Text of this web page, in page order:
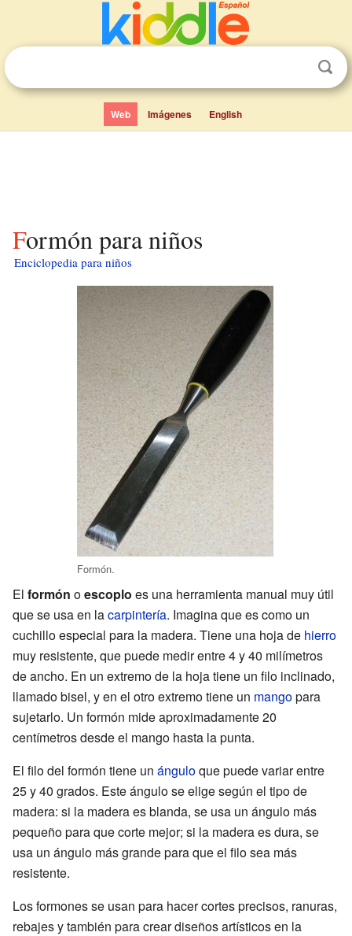
Web Imágenes English
Formón para niños
Enciclopedia para niños
Formón.
El formón oescoplo es una herramienta manual muy útil
que se usa en lacarpintería. Imagina que es como un
cuchillo especial para la madera. Tiene una hoja de hierro
muy resistente, que puede medir entre 4 y 40 milímetros
de ancho. En un extremo de la hoja tiene un filo inclinado,
llamado bisel, y en el otro extremo tiene un mangopara
sujetarlo. Un formón mide aproximadamente 20
centímetros desde el mango hasta la punta.
El filo del formón tiene un ánguloque puede variar entre
25 y 40 grados. Este ángulo se elige según el tipo de
madera: si la madera es blanda, se usa un ángulo más
pequeño para que corte mejor; si la madera es dura, se
usa un ángulo más grande para que el filo sea más
resistente.
Los formones se usan para hacer cortes precisos, ranuras,
rebajes y también para crear diseños artísticos en la